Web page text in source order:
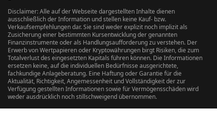
Disclaimer: Alle auf der Webseite dargestellten Inhalte dienen
ausschließlich der Information und stellen keine Kauf- bzw.
Verkaufsempfehlungen dar. Sie sind weder explizit noch implizit als
Zusicherung einer bestimmten Kursentwicklung der genannten
Finanzinstrumente oder als Handlungsaufforderung zu verstehen. Der
Erwerb von Wertpapieren oder Kryptowährungen birgt Risiken, die zum
Totalverlust des eingesetzten Kapitals führen können. Die Informationen
ersetzen keine, auf die individuellen Bedürfnisse ausgerichtete,
fachkundige Anlageberatung. Eine Haftung oder Garantie für die
Aktualität, Richtigkeit, Angemessenheit und Vollständigkeit der zur
Verfügung gestellten Informationen sowie für Vermögensschäden wird
weder ausdrücklich noch stillschweigend übernommen.